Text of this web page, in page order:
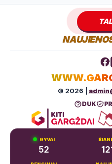
© 2026 |
DUK
GYVAI
52